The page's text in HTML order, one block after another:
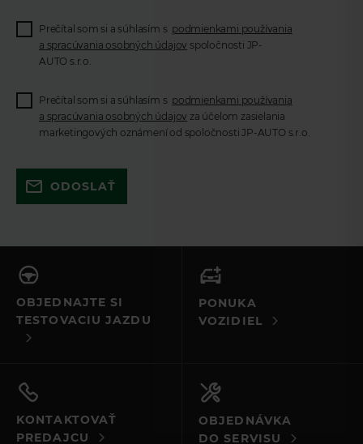
Prečítal som si a súhlasím s podmienkami používania
a spracúvania osobných údajov spoločnosti JP-
AUTO s.r.o.
Prečítal som si a súhlasím s podmienkami používania
a spracúvania osobných údajov za účelom zasielania
marketingových oznámení od spoločnosti JP-AUTO s.r.o.
vyplnili všetky povinné polia. Ak to
ODOSLAŤ
OBJEDNAJTE SI
TESTOVACIU JAZDU
PONUKA
VOZIDIEL
KONTAKTOVAŤ
PREDAJCU
OBJEDNÁVKA
DO SERVISU